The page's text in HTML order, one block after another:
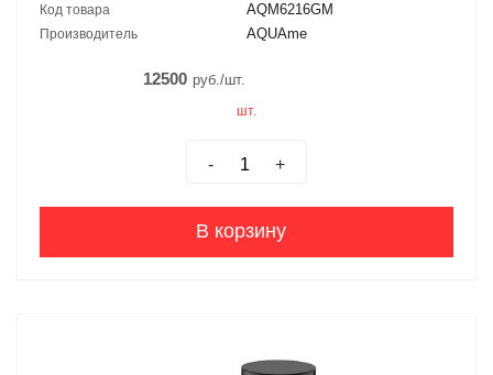
Код товара AQM6216GM
Производитель AQUAme
12500 руб./шт.
шт.
- +
В корзину